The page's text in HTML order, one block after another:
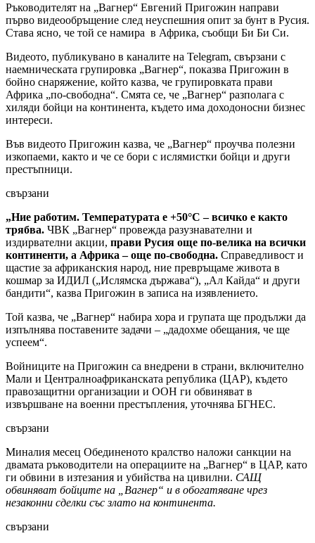
Ръководителят на „Вагнер“ Евгений Пригожин направи
първо видеообръщение след неуспешния опит за бунт в Русия.
Става ясно, че той се намира в Африка, съобщи Би Би Си.
Видеото, публикувано в каналите на Telegram, свързани с
наемническата групировка „Вагнер“, показва Пригожин в
бойно снаряжение, който казва, че групировката прави
Африка „по-свободна“. Смята се, че „Вагнер“ разполага с
хиляди бойци на континента, където има доходоносни бизнес
интереси.
Във видеото Пригожин казва, че „Вагнер“ проучва полезни
изкопаеми, както и че се бори с ислямистки бойци и други
престъпници.
свързани
„Ние работим. Температурата е +50°С – всичко е както
трябва. ЧВК „Вагнер“ провежда разузнавателни и
издирвателни акции, прави Русия още по-велика на всички
континенти, а Африка – още по-свободна. Справедливост и
щастие за африканския народ, ние превръщаме живота в
кошмар за ИДИЛ („Ислямска държава“), „Ал Кайда“ и други
бандити“, казва Пригожин в записа на изявлението.
Той казва, че „Вагнер“ набира хора и групата ще продължи да
изпълнява поставените задачи – „дадохме обещания, че ще
успеем“.
Войниците на Пригожин са внедрени в страни, включително
Мали и Централноафриканската република (ЦАР), където
правозащитни организации и ООН ги обвиняват в
извършване на военни престъпления, уточнява БГНЕС.
свързани
Миналия месец Обединеното кралство наложи санкции на
двамата ръководители на операциите на „Вагнер“ в ЦАР, като
ги обвини в изтезания и убийства на цивилни. САЩ
обвиняват бойците на „Вагнер“ и в обогатяване чрез
незаконни сделки със злато на континента.
свързани